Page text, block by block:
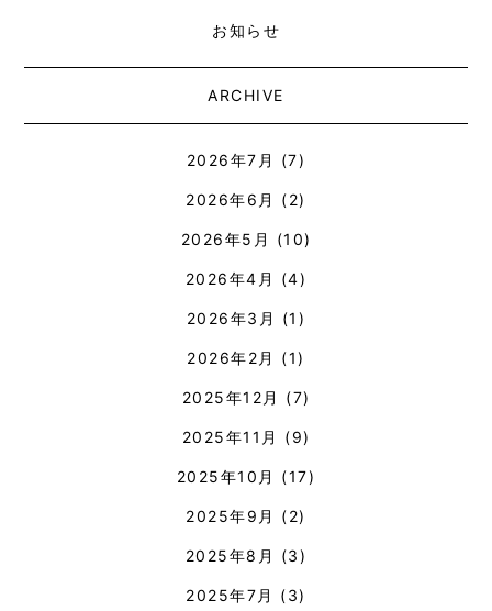
お知らせ
ARCHIVE
2026年7月 (7)
2026年6月 (2)
2026年5月 (10)
2026年4月 (4)
2026年3月 (1)
2026年2月 (1)
2025年12月 (7)
2025年11月 (9)
2025年10月 (17)
2025年9月 (2)
2025年8月 (3)
2025年7月 (3)